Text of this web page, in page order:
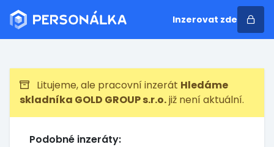
Inzerovat zde
Litujeme, ale pracovní inzerát Hledáme
skladníka GOLD GROUP s.r.o.již není aktuální.
Podobné inzeráty: